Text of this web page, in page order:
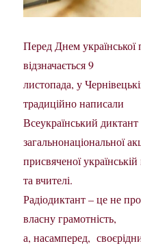
Перед Днем
відзначається 9
листопада, у
традиційно написали
Всеукраїнський
загальнонаціональної
присвяченої
та вчителі.
Радіодиктант – це не
власну грамотність,
а, насамперед,